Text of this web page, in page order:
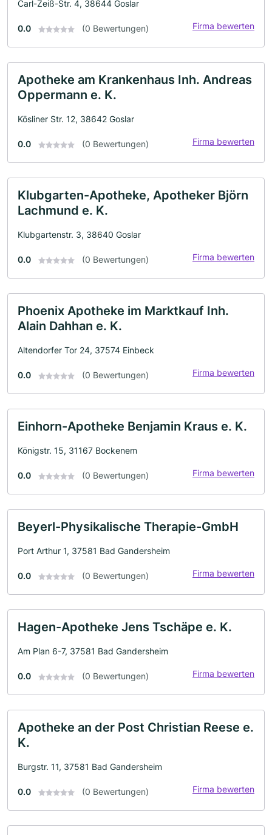
Carl-Zeiß-Str. 4, 38644 Goslar
0.0 (0 Bewertungen) Firma bewerten
Apotheke am Krankenhaus Inh. Andreas
Oppermann e. K.
Kösliner Str. 12, 38642 Goslar
0.0 (0 Bewertungen) Firma bewerten
Klubgarten-Apotheke, Apotheker Björn
Lachmund e. K.
Klubgartenstr. 3, 38640 Goslar
0.0 (0 Bewertungen) Firma bewerten
Phoenix Apotheke im Marktkauf Inh.
Alain Dahhan e. K.
Altendorfer Tor 24, 37574 Einbeck
0.0 (0 Bewertungen) Firma bewerten
Einhorn-Apotheke Benjamin Kraus e. K.
Königstr. 15, 31167 Bockenem
0.0 (0 Bewertungen) Firma bewerten
Beyerl-Physikalische Therapie-GmbH
Port Arthur 1, 37581 Bad Gandersheim
0.0 (0 Bewertungen) Firma bewerten
Hagen-Apotheke Jens Tschäpe e. K.
Am Plan 6-7, 37581 Bad Gandersheim
0.0 (0 Bewertungen) Firma bewerten
Apotheke an der Post Christian Reese e.
K.
Burgstr. 11, 37581 Bad Gandersheim
0.0 (0 Bewertungen) Firma bewerten